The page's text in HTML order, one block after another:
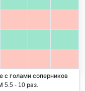
с голами соперников
5.5 - 10 раз.